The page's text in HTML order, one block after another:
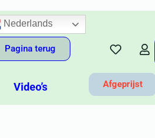
Nederlands
Pagina terug
Video’s Afgeprijst